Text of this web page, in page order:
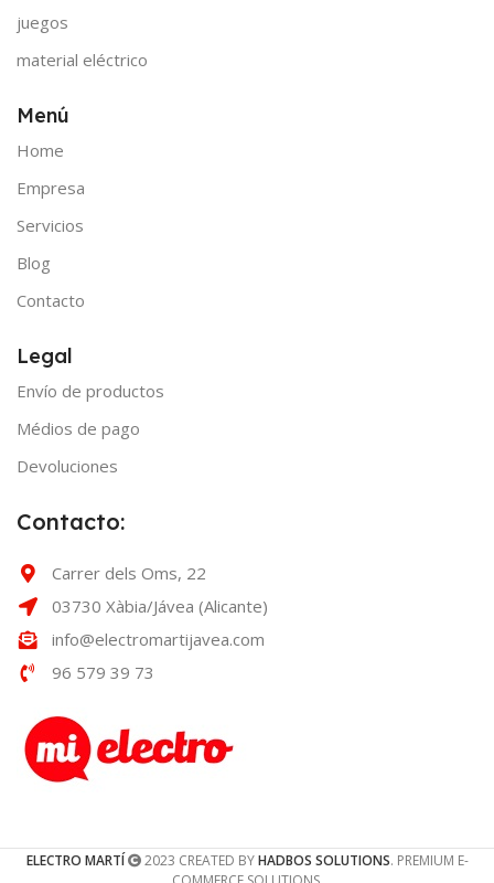
juegos
material eléctrico
Menú
Home
Empresa
Servicios
Blog
Contacto
Legal
Envío de productos
Médios de pago
Devoluciones
Contacto:
Carrer dels Oms, 22
03730 Xàbia/Jávea (Alicante)
info@electromartijavea.com
96 579 39 73
ELECTRO MARTÍ 2023 CREATED BYHADBOS SOLUTIONS. PREMIUM E-